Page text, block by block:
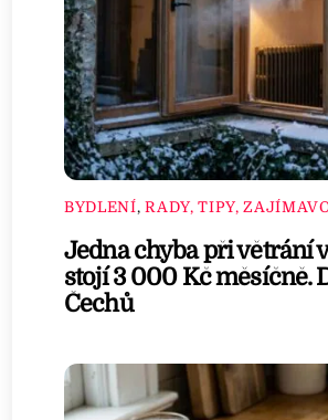
BYDLENÍ,RADY, TIPY,
Jedna chyba při větrání
stojí 3 000 Kč měsíčně.
Čechů